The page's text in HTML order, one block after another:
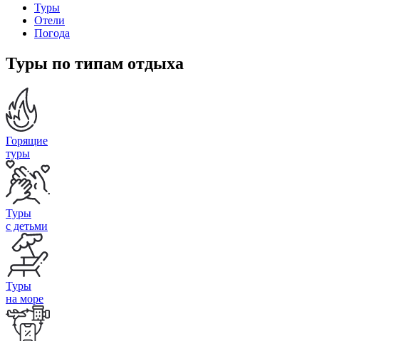
Туры
Отели
Погода
Туры по типам отдыха
Горящие
туры
Туры
с детьми
Туры
на море